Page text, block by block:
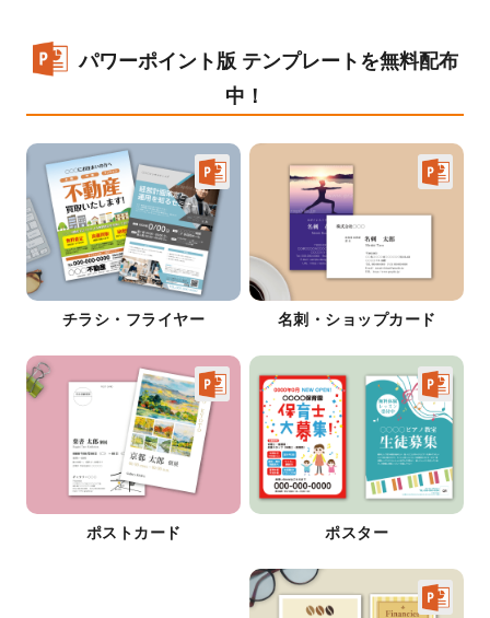
パワーポイント版 テンプレートを無料配布
中！
チラシ・フライヤー 名刺・ショップカード
ポストカード ポスター